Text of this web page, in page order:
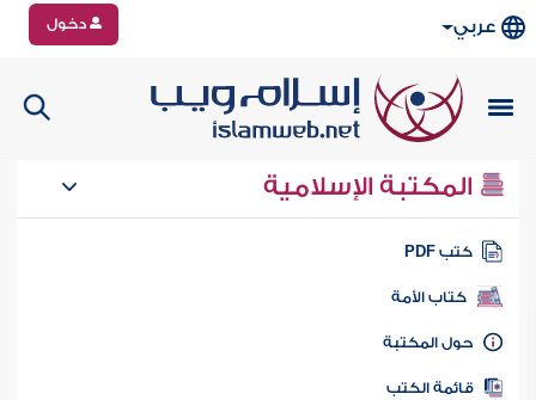
عربي دخول
المكتبة الإسلامية
كتب PDF
كتاب الأمة
المكتبة